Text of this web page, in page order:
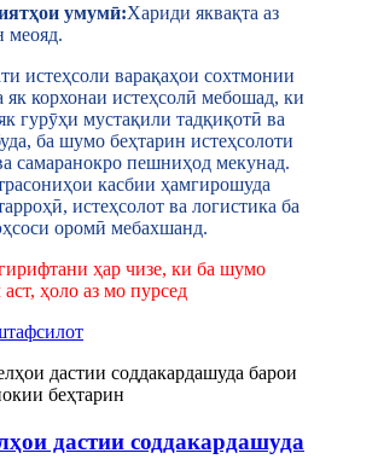
умумӣ:Хариди яквақта аз
меояд.
истеҳсоли варақаҳои сохтмонии
як корхонаи истеҳсолӣ мебошад, ки
гурӯҳи мустақили тадқиқотӣ ва
ба шумо беҳтарин истеҳсолоти
самаранокро пешниҳод мекунад.
касбии ҳамгирошуда
истеҳсолот ва логистика ба
оромӣ мебахшанд.
ҳар чизе, ки ба шумо
ҳоло аз мо пурсед
тафсилот
дастии соддакардашуда